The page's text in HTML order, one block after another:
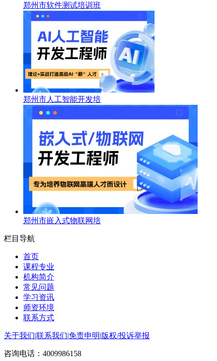
郑州市软件测试培训班
郑州市人工智能开发培
郑州市嵌入式物联网培
栏目导航
首页
课程专业
机构简介
常见问题
学习资讯
师资环境
联系方式
关于我们|联系我们|免责申明|版权/投诉举报
咨询电话： 4009986158